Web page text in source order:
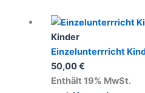
Kinder
Einzelunterrricht
50,00€
Enthält 19% MwSt.